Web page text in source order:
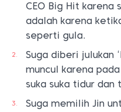
CEO Big Hit karena
adalah karena
seperti gula.
Suga diberi julukan
muncul karena
suka suka tidur dan
Suga memilih Jin